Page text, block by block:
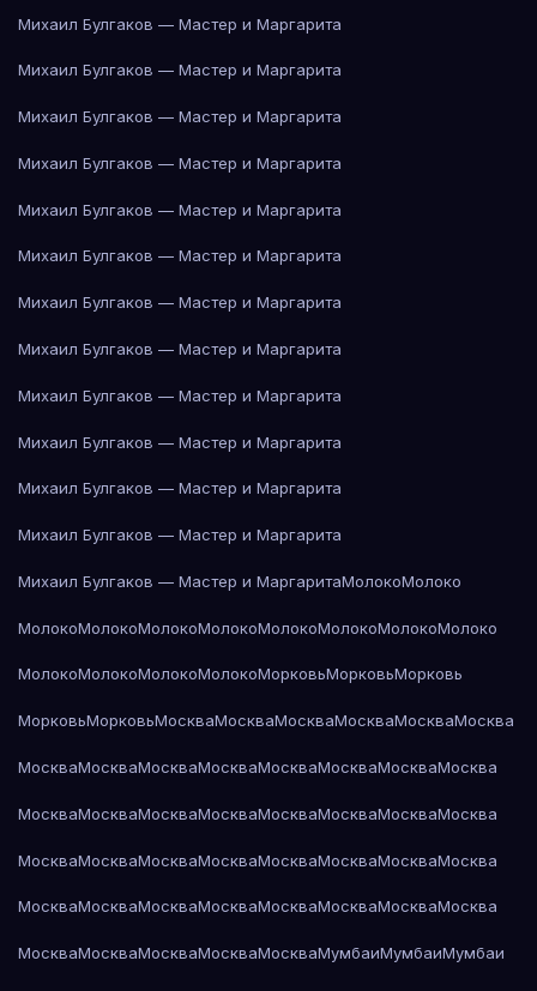
Михаил Булгаков — Мастер и Маргарита
Михаил Булгаков — Мастер и Маргарита
Михаил Булгаков — Мастер и Маргарита
Михаил Булгаков — Мастер и Маргарита
Михаил Булгаков — Мастер и Маргарита
Михаил Булгаков — Мастер и Маргарита
Михаил Булгаков — Мастер и Маргарита
Михаил Булгаков — Мастер и Маргарита
Михаил Булгаков — Мастер и Маргарита
Михаил Булгаков — Мастер и Маргарита
Михаил Булгаков — Мастер и Маргарита
Михаил Булгаков — Мастер и Маргарита
Михаил Булгаков — Мастер и МаргаритаМолокоМолоко
МолокоМолокоМолокоМолокоМолокоМолокоМолокоМолоко
МолокоМолокоМолокоМолокоМорковьМорковьМорковь
МорковьМорковьМоскваМоскваМоскваМоскваМоскваМосква
МоскваМоскваМоскваМоскваМоскваМоскваМоскваМосква
МоскваМоскваМоскваМоскваМоскваМоскваМоскваМосква
МоскваМоскваМоскваМоскваМоскваМоскваМоскваМосква
МоскваМоскваМоскваМоскваМоскваМоскваМоскваМосква
МоскваМоскваМоскваМоскваМоскваМумбаиМумбаиМумбаи